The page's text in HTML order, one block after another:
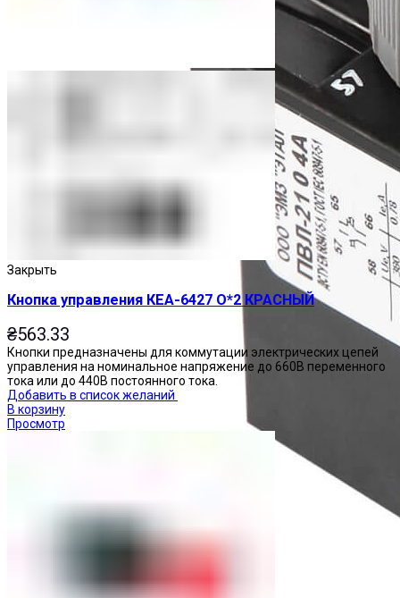
Закрыть
Кнопка управления КЕА-6427 О*2 КРАСНЫЙ
₴563.33
Кнопки предназначены для коммутации электрических цепей
управления на номинальное напряжение до 660В переменного
тока или до 440В постоянного тока.
Добавить в список желаний
В корзину
Просмотр